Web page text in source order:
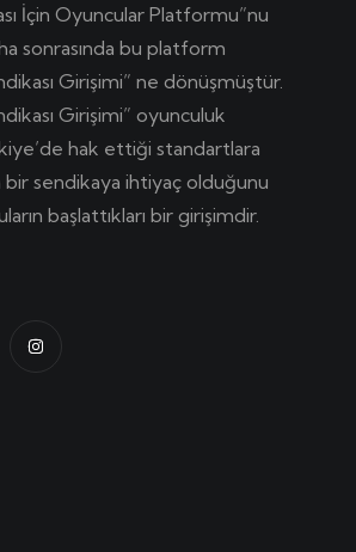
İçin Oyuncular Platformu”nu
sonrasında bu platform
Girişimi” ne dönüşmüştür.
Girişimi” oyunculuk
hak ettiği standartlara
sendikaya ihtiyaç olduğunu
başlattıkları bir girişimdir.